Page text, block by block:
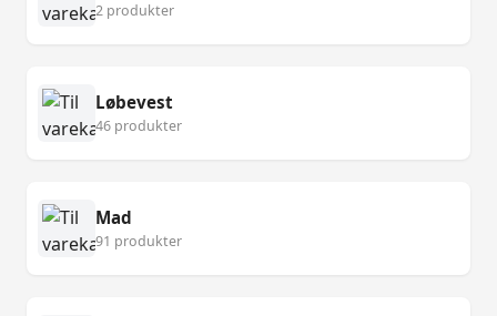
2 produkter
Løbevest
46 produkter
Mad
91 produkter